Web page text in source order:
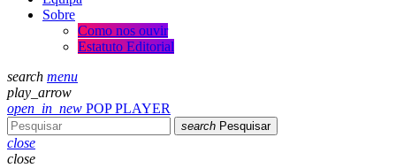
Sobre
Como nos ouvir
Estatuto Editorial
search menu
play_arrow
open_in_new POP PLAYER
search Pesquisar
close
close